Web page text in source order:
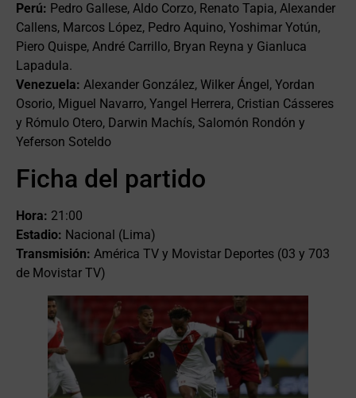
Perú: Pedro Gallese, Aldo Corzo, Renato Tapia, Alexander
Callens, Marcos López, Pedro Aquino, Yoshimar Yotún,
Piero Quispe, André Carrillo, Bryan Reyna y Gianluca
Lapadula.
Venezuela: Alexander González, Wilker Ángel, Yordan
Osorio, Miguel Navarro, Yangel Herrera, Cristian Cásseres
y Rómulo Otero, Darwin Machís, Salomón Rondón y
Yeferson Soteldo
Ficha del partido
Hora: 21:00
Estadio: Nacional (Lima)
Transmisión: América TV y Movistar Deportes (03 y 703
de Movistar TV)